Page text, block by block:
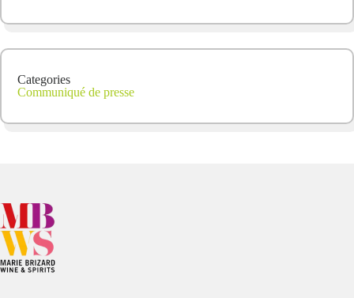
Categories
Communiqué de presse